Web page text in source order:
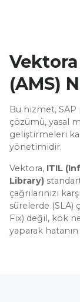
(AMS)
Bu hizmet,
çözümü, yasal
geliştirmeleri
yönetimidir.
Vektora, ITIL
Library)
çağrılarınızı
sürelerde (SLA)
Fix) değil, kök
yaparak